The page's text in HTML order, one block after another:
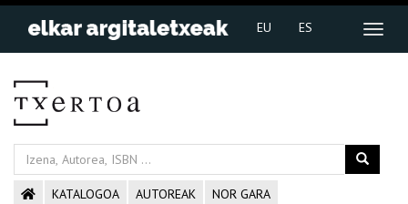
EU ES
KATALOGOA AUTOREAK NOR GARA